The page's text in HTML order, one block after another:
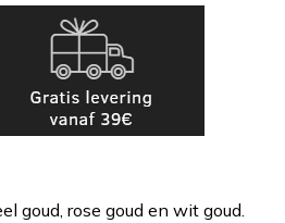
goud, rose goud en wit goud.